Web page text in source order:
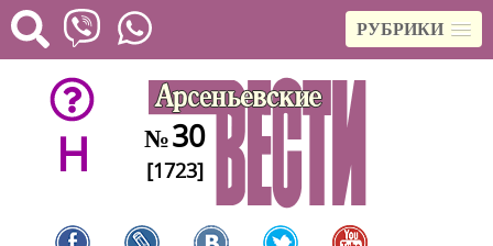
РУБРИКИ
H №30
[1723]